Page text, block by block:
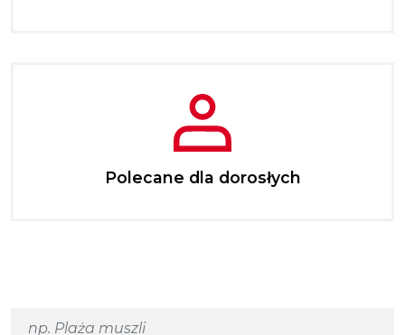
Polecane dla dorosłych